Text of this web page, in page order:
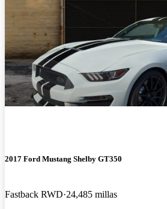
2017 Ford Mustang Shelby GT350
Fastback RWD 24,485 millas